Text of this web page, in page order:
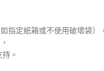
指定紙箱或不使用破壞袋），
。